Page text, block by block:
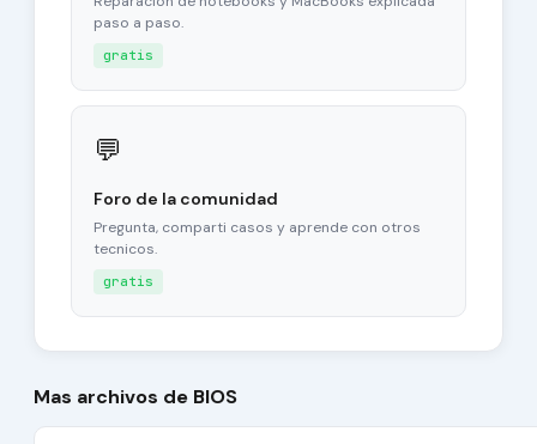
paso a paso.
gratis
💬
Foro de la comunidad
Pregunta, comparti casos y aprende con otros
tecnicos.
gratis
Mas archivos de BIOS